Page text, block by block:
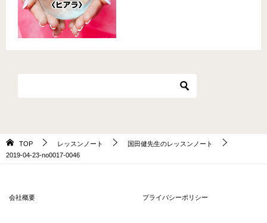
TOP レッスンノート
国田健先生のレッスンノート
2019-04-23-no0017-0046
会社概要 プライバシーポリシー